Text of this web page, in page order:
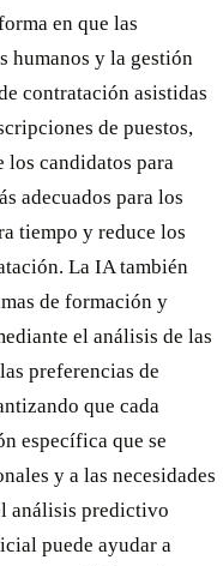
en que las
humanos y la gestión
contratación asistidas
de puestos,
candidatos para
adecuados para los
tiempo y reduce los
La IA también
de formación y
el análisis de las
preferencias de
que cada
específica que se
y a las necesidades
análisis predictivo
puede ayudar a